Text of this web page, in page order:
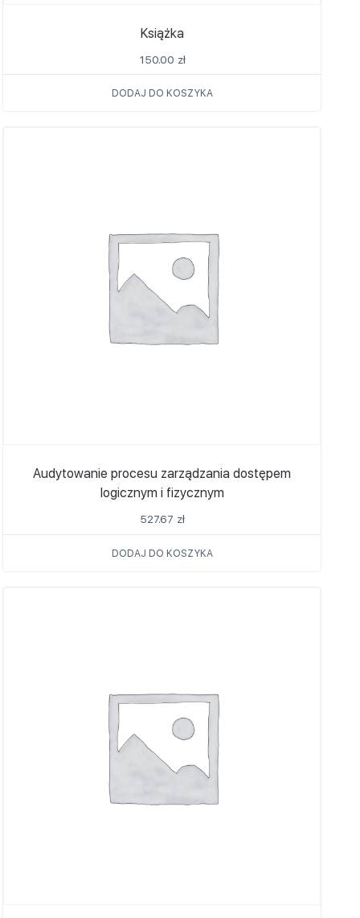
Książka
150.00 zł
DODAJ DO KOSZYKA
Audytowanie procesu zarządzania dostępem
logicznym i fizycznym
527.67 zł
DODAJ DO KOSZYKA